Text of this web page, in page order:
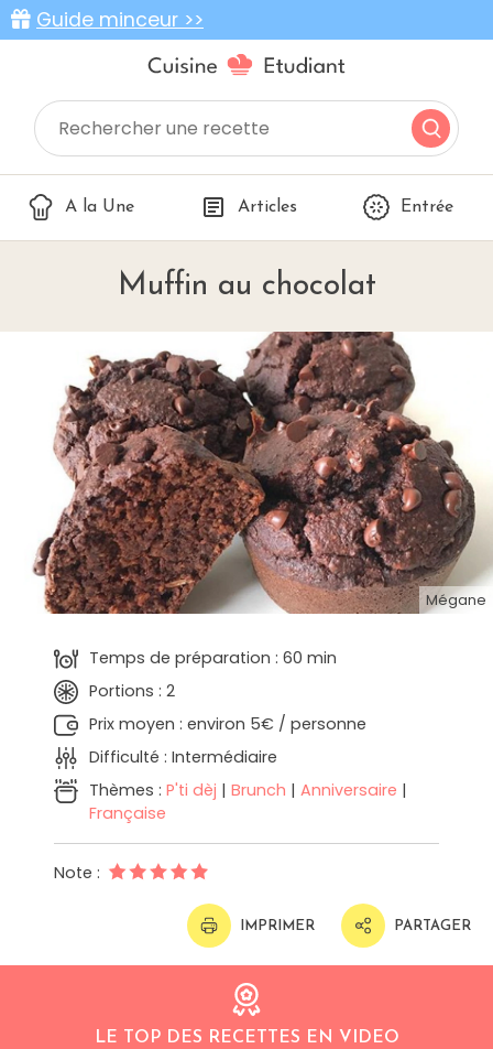
Guide minceur >>
A la Une Articles Entrée
Muffin au chocolat
Mégane
Temps de préparation : 60 min
Portions : 2
Prix moyen : environ 5€ / personne
Difficulté : Intermédiaire
Thèmes : P'ti dèj | Brunch | Anniversaire |
Française
Note :
IMPRIMER PARTAGER
LE TOP DES RECETTES EN VIDEO